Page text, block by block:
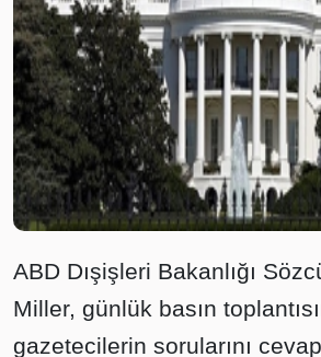
ABD Dışişleri Bakanlığı
Miller, günlük basın
gazetecilerin sorularını